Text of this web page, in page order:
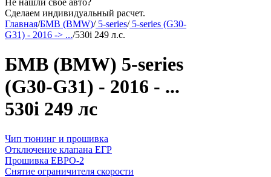
Не нашли свое авто?
Сделаем индивидуальный расчет.
Главная/БМВ (BMW)/5-series/5-series (G30-
G31) - 2016 -> .../530i 249 л.с.
БМВ (BMW) 5-series
(G30-G31) - 2016 - ...
530i 249 лс
Чип тюнинг и прошивка
Отключение клапана ЕГР
Прошивка ЕВРО-2
Снятие ограничителя скорости